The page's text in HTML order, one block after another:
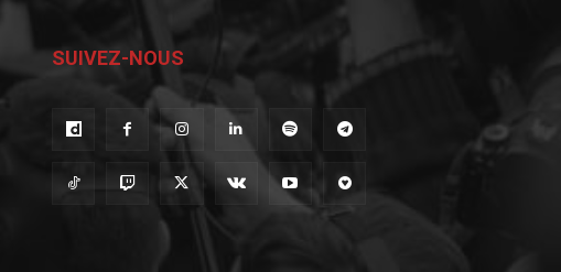
SUIVEZ-NOUS